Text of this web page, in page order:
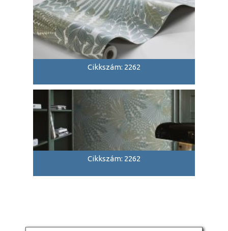
Cikkszám: 2262
Cikkszám: 2262